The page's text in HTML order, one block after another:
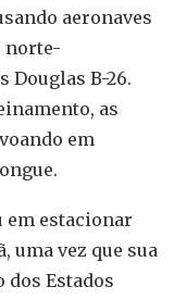
aeronaves
norte-
Douglas B-26.
as
em
em estacionar
uma vez que sua
Estados